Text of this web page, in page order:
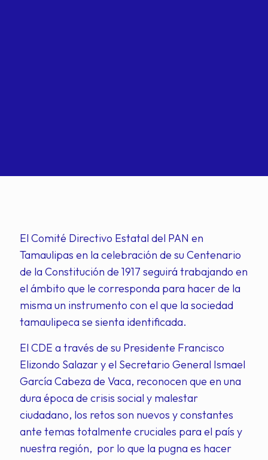
El Comité Directivo Estatal del PAN en
Tamaulipas en la celebración de su Centenario
de la Constitución de 1917 seguirá trabajando en
el ámbito que le corresponda para hacer de la
misma un instrumento con el que la sociedad
tamaulipeca se sienta identificada.
El CDE a través de su Presidente Francisco
Elizondo Salazar y el Secretario General Ismael
García Cabeza de Vaca, reconocen que en una
dura época de crisis social y malestar
ciudadano, los retos son nuevos y constantes
ante temas totalmente cruciales para el país y
nuestra región, por lo que la pugna es hacer